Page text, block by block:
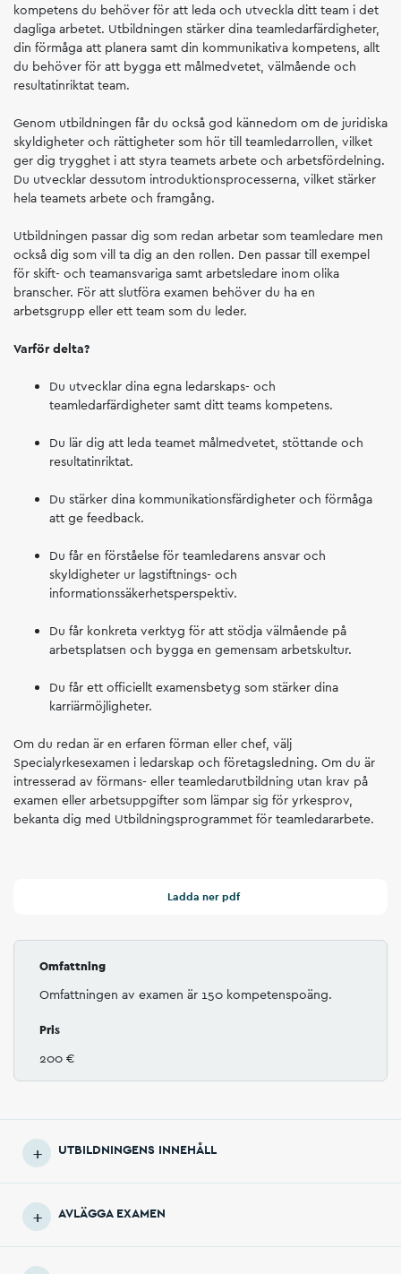
kompetens du behöver för att leda och utveckla ditt team i det
dagliga arbetet. Utbildningen stärker dina teamledarfärdigheter,
din förmåga att planera samt din kommunikativa kompetens, allt
du behöver för att bygga ett målmedvetet, välmående och
resultatinriktat team.
Genom utbildningen får du också god kännedom om de juridiska
skyldigheter och rättigheter som hör till teamledarrollen, vilket
ger dig trygghet i att styra teamets arbete och arbetsfördelning.
Du utvecklar dessutom introduktionsprocesserna, vilket stärker
hela teamets arbete och framgång.
Utbildningen passar dig som redan arbetar som teamledare men
också dig som vill ta dig an den rollen. Den passar till exempel
för skift- och teamansvariga samt arbetsledare inom olika
branscher. För att slutföra examen behöver du ha en
arbetsgrupp eller ett team som du leder.
Varför delta?
Du utvecklar dina egna ledarskaps- och
teamledarfärdigheter samt ditt teams kompetens.
Du lär dig att leda teamet målmedvetet, stöttande och
resultatinriktat.
Du stärker dina kommunikationsfärdigheter och förmåga
att ge feedback.
Du får en förståelse för teamledarens ansvar och
skyldigheter ur lagstiftnings- och
informationssäkerhetsperspektiv.
Du får konkreta verktyg för att stödja välmående på
arbetsplatsen och bygga en gemensam arbetskultur.
Du får ett officiellt examensbetyg som stärker dina
karriärmöjligheter.
Om du redan är en erfaren förman eller chef, välj
Specialyrkesexamen i ledarskap och företagsledning. Om du är
intresserad av förmans- eller teamledarutbildning utan krav på
examen eller arbetsuppgifter som lämpar sig för yrkesprov,
bekanta dig med Utbildningsprogrammet för teamledararbete.
Ladda ner pdf
Omfattning
Omfattningen av examen är 150 kompetenspoäng.
Pris
200 €
UTBILDNINGENS INNEHÅLL
AVLÄGGA EXAMEN